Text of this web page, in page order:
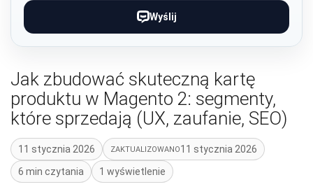
Wyślij
Jak zbudować skuteczną kartę
produktu w Magento 2: segmenty,
które sprzedają (UX, zaufanie, SEO)
11 stycznia 2026 ZAKTUALIZOWANO11 stycznia 2026
6 min czytania
1 wyświetlenie